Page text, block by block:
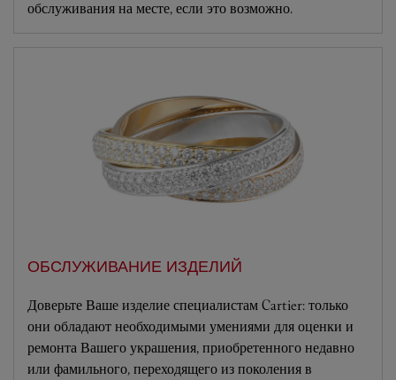
обслуживания на месте, если это возможно.
ОБСЛУЖИВАНИЕ ИЗДЕЛИЙ
Доверьте Ваше изделие специалистам Cartier: только
они обладают необходимыми умениями для оценки и
ремонта Вашего украшения, приобретенного недавно
или фамильного, переходящего из поколения в